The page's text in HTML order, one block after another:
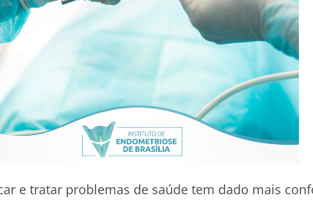
e tratar problemas de saúde tem dado mais